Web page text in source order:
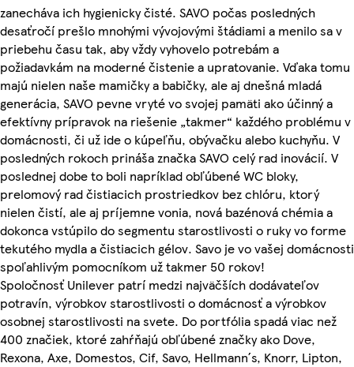
zanecháva ich hygienicky čisté. SAVO počas posledných
desaťročí prešlo mnohými vývojovými štádiami a menilo sa v
priebehu času tak, aby vždy vyhovelo potrebám a
požiadavkám na moderné čistenie a upratovanie. Vďaka tomu
majú nielen naše mamičky a babičky, ale aj dnešná mladá
generácia, SAVO pevne vryté vo svojej pamäti ako účinný a
efektívny prípravok na riešenie „takmer“ každého problému v
domácnosti, či už ide o kúpeľňu, obývačku alebo kuchyňu. V
posledných rokoch prináša značka SAVO celý rad inovácií. V
poslednej dobe to boli napríklad obľúbené WC bloky,
prelomový rad čistiacich prostriedkov bez chlóru, ktorý
nielen čistí, ale aj príjemne vonia, nová bazénová chémia a
dokonca vstúpilo do segmentu starostlivosti o ruky vo forme
tekutého mydla a čistiacich gélov. Savo je vo vašej domácnosti
spoľahlivým pomocníkom už takmer 50 rokov!
Spoločnosť Unilever patrí medzi najväčších dodávateľov
potravín, výrobkov starostlivosti o domácnosť a výrobkov
osobnej starostlivosti na svete. Do portfólia spadá viac než
400 značiek, ktoré zahŕňajú obľúbené značky ako Dove,
Rexona, Axe, Domestos, Cif, Savo, Hellmann´s, Knorr, Lipton,